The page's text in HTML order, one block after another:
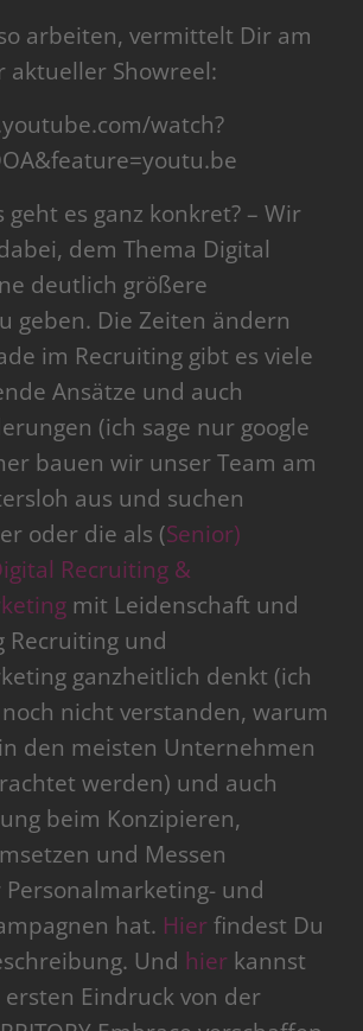
arbeiten, vermittelt Dir am
aktueller Showreel:
watch?
geht es ganz konkret? – Wir
dem Thema Digital
deutlich größere
geben. Die Zeiten ändern
im Recruiting gibt es viele
Ansätze und auch
(ich sage nur google
bauen wir unser Team am
aus und suchen
oder die als (Senior)
Recruiting &
mit Leidenschaft und
Recruiting und
ganzheitlich denkt (ich
nicht verstanden, warum
den meisten Unternehmen
werden) und auch
beim Konzipieren,
und Messen
und
hat. Hierfindest Du
Und hier kannst
Eindruck von der